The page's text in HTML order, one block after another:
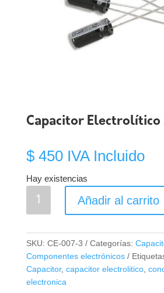
Capacitor
$450 IVA Incluido
Hay existencias
Capacitor
cantidad
Añadir al carrito
SKU: CE-007-3 Categorías:
Componentes electrónicos
Capacitor, capacitor electrolitico,
electronica